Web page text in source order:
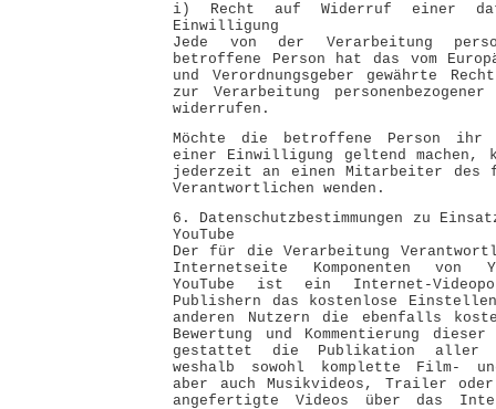
i) Recht auf Widerruf einer
Einwilligung
Jede von der Verarbeitung
betroffene Person hat das vom
und Verordnungsgeber gewährte
zur Verarbeitung
widerrufen.
Möchte die betroffene Person ihr
einer Einwilligung geltend machen,
jederzeit an einen Mitarbeiter des
Verantwortlichen wenden.
6. Datenschutzbestimmungen zu
YouTube
Der für die Verarbeitung
Internetseite Komponenten von
YouTube ist ein Internet-
Publishern das kostenlose
anderen Nutzern die ebenfalls
Bewertung und Kommentierung
gestattet die Publikation aller
weshalb sowohl komplette Film-
aber auch Musikvideos, Trailer
angefertigte Videos über das